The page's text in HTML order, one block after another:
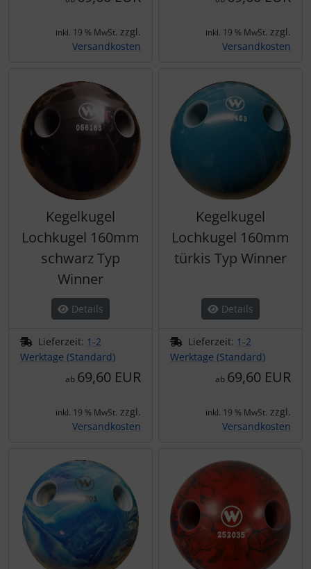
inkl. 19 % MwSt. zzgl.
Versandkosten
inkl. 19 % MwSt. zzgl.
Versandkosten
Kegelkugel
Lochkugel 160mm
schwarz Typ
Winner
Details
Lieferzeit: 1-2
Werktage (Standard)
ab 69,60 EUR
inkl. 19 % MwSt. zzgl.
Versandkosten
Kegelkugel
Lochkugel 160mm
türkis Typ Winner
Details
Lieferzeit: 1-2
Werktage (Standard)
ab 69,60 EUR
inkl. 19 % MwSt. zzgl.
Versandkosten